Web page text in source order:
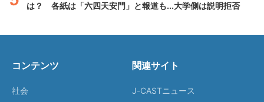
は？ 各紙は「六四天安門」と報道も...大学側は説明拒否
コンテンツ
社会
関連サイト
J-CASTニュース